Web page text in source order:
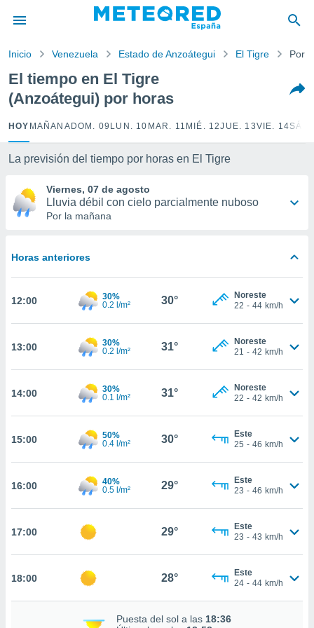
por
para
la
calidad.
a este
las
y
forma
basada
permite
coste.
botón
a la
todas
ya sean
nos
en
perfil
y
CONTINUAR
Inicio Venezuela Estado de Anzoátegui El Tigre Por
El tiempo en El Tigre
(Anzoátegui) por horas
HOY MAÑANA DOM. 09 LUN. 10 MAR. 11 MIÉ. 12JUE. 13VIE. 14
La previsión del tiempo por horas en El Tigre
Viernes, 07 de agosto
Lluvia débil con cielo parcialmente nuboso
Por la mañana
Horas anteriores
12:00
30%
0.2 l/m²
30°
Noreste
22 - 44 km/h
13:00
30%
0.2 l/m²
31°
Noreste
21 - 42 km/h
14:00
30%
0.1 l/m²
31°
Noreste
22 - 42 km/h
15:00
50%
0.4 l/m²
30°
Este
25 - 46 km/h
16:00
40%
0.5 l/m²
29°
Este
23 - 46 km/h
17:00 29°
Este
23 - 43 km/h
18:00 28°
Este
24 - 44 km/h
Puesta del sol a las 18:36